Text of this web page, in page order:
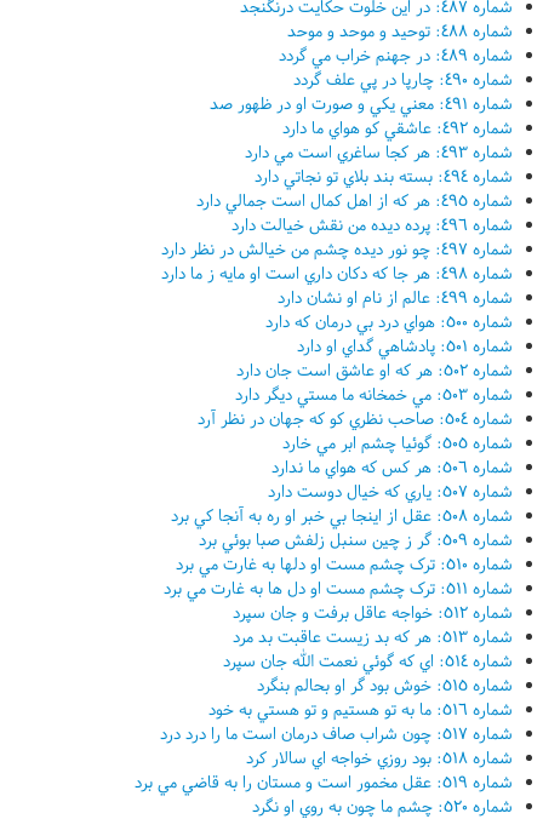
شماره ٤٨٧: در اين خلوت حکايت درنگنجد
شماره ٤٨٨: توحيد و موحد و موحد
شماره ٤٨٩: در جهنم خراب مي گردد
شماره ٤٩٠: چارپا در پي علف گردد
شماره ٤٩١: معني يکي و صورت او در ظهور صد
شماره ٤٩٢: عاشقي کو هواي ما دارد
شماره ٤٩٣: هر کجا ساغري است مي دارد
شماره ٤٩٤: بسته بند بلاي تو نجاتي دارد
شماره ٤٩٥: هر که از اهل کمال است جمالي دارد
شماره ٤٩٦: پرده ديده من نقش خيالت دارد
شماره ٤٩٧: چو نور ديده چشم من خيالش در نظر دارد
شماره ٤٩٨: هر جا که دکان داري است او مايه ز ما دارد
شماره ٤٩٩: عالم از نام او نشان دارد
شماره ٥٠٠: هواي درد بي درمان که دارد
شماره ٥٠١: پادشاهي گداي او دارد
شماره ٥٠٢: هر که او عاشق است جان دارد
شماره ٥٠٣: مي خمخانه ما مستي ديگر دارد
شماره ٥٠٤: صاحب نظري کو که جهان در نظر آرد
شماره ٥٠٥: گوئيا چشم ابر مي خارد
شماره ٥٠٦: هر کس که هواي ما ندارد
شماره ٥٠٧: ياري که خيال دوست دارد
شماره ٥٠٨: عقل از اينجا بي خبر او ره به آنجا کي برد
شماره ٥٠٩: گر ز چين سنبل زلفش صبا بوئي برد
شماره ٥١٠: ترک چشم مست او دلها به غارت مي برد
شماره ٥١١: ترک چشم مست او دل ها به غارت مي برد
شماره ٥١٢: خواجه عاقل برفت و جان سپرد
شماره ٥١٣: هر که بد زيست عاقبت بد مرد
شماره ٥١٤: اي که گوئي نعمت الله جان سپرد
شماره ٥١٥: خوش بود گر او بحالم بنگرد
شماره ٥١٦: ما به تو هستيم و تو هستي به خود
شماره ٥١٧: چون شراب صاف درمان است ما را درد درد
شماره ٥١٨: بود روزي خواجه اي سالار کرد
شماره ٥١٩: عقل مخمور است و مستان را به قاضي مي برد
شماره ٥٢٠: چشم ما چون به روي او نگرد